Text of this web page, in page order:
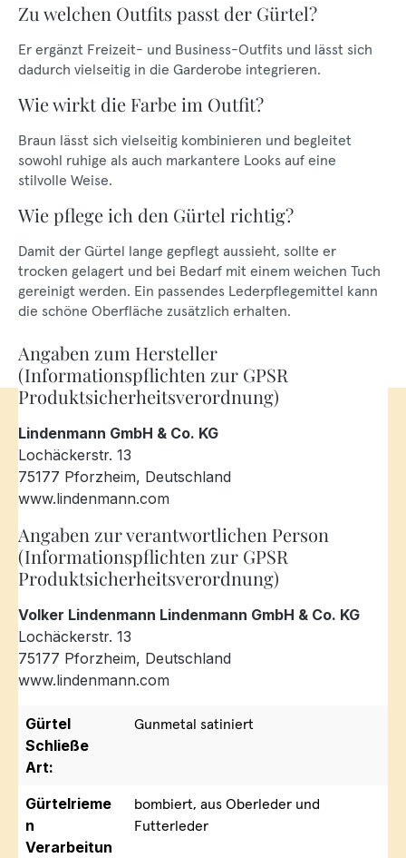
Zu welchen Outfits passt der Gürtel?
Er ergänzt Freizeit- und Business-Outfits und lässt sich
dadurch vielseitig in die Garderobe integrieren.
Wie wirkt die Farbe im Outfit?
Braun lässt sich vielseitig kombinieren und begleitet
sowohl ruhige als auch markantere Looks auf eine
stilvolle Weise.
Wie pflege ich den Gürtel richtig?
Damit der Gürtel lange gepflegt aussieht, sollte er
trocken gelagert und bei Bedarf mit einem weichen Tuch
gereinigt werden. Ein passendes Lederpflegemittel kann
die schöne Oberfläche zusätzlich erhalten.
Angaben zum Hersteller
(Informationspflichten zur GPSR
Produktsicherheitsverordnung)
Lindenmann GmbH & Co. KG
Lochäckerstr. 13
75177 Pforzheim, Deutschland
www.lindenmann.com
Angaben zur verantwortlichen Person
(Informationspflichten zur GPSR
Produktsicherheitsverordnung)
Volker Lindenmann Lindenmann GmbH & Co. KG
Lochäckerstr. 13
75177 Pforzheim, Deutschland
www.lindenmann.com
Gürtel
Schließe
Art:
Gunmetal satiniert
Gürtelrieme
n
Verarbeitun
bombiert, aus Oberleder und
Futterleder